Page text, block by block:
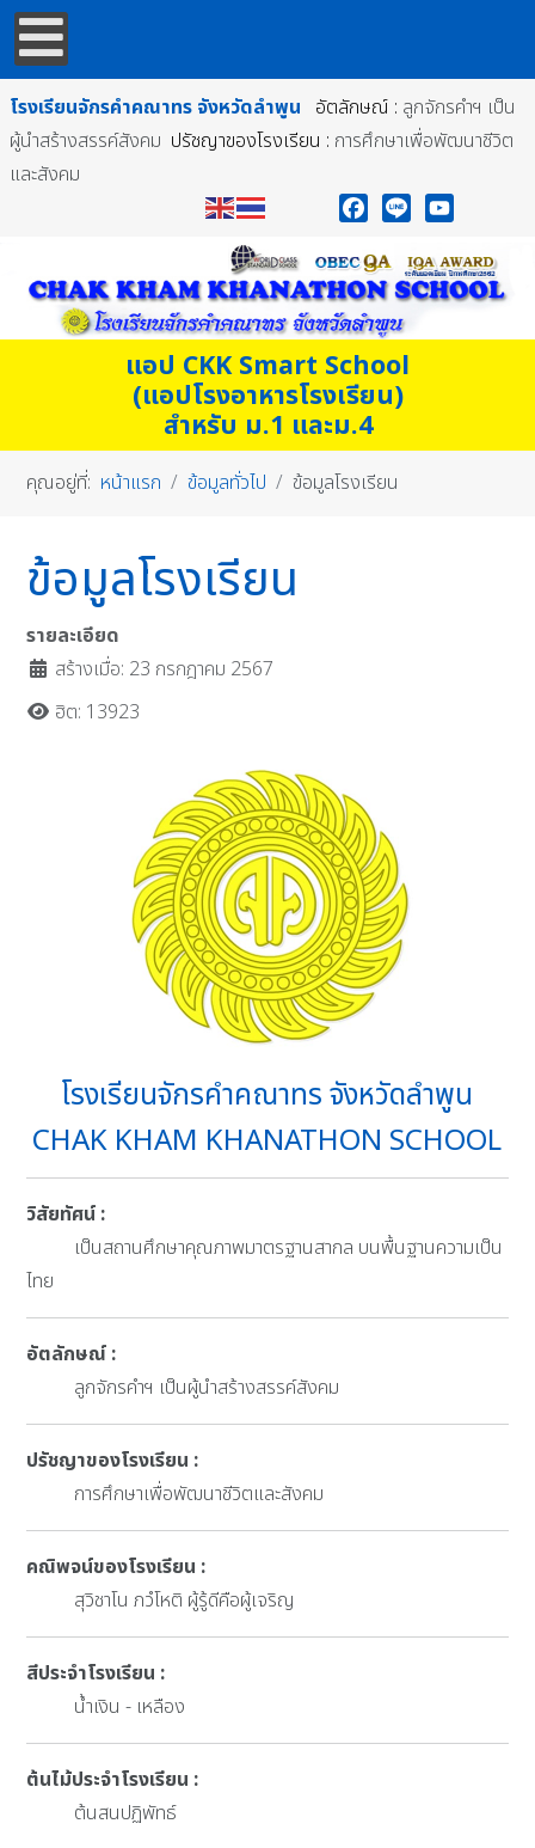
โรงเรียนจักรคำคณาทร จังหวัดลำพูน อัตลักษณ์ : ลูกจักรคำฯ เป็น
ผู้นำสร้างสรรค์สังคม ปรัชญาของโรงเรียน : การศึกษาเพื่อพัฒนาชีวิต
และสังคม
แอป CKK Smart School
(แอปโรงอาหารโรงเรียน)
สำหรับ ม.1 และม.4
คุณอยู่ที่: หน้าแรก ข้อมูลทั่วไป ข้อมูลโรงเรียน
ข้อมูลโรงเรียน
รายละเอียด
สร้างเมื่อ: 23 กรกฎาคม 2567
ฮิต: 13923
โรงเรียนจักรคำคณาทร จังหวัดลำพูน
CHAK KHAM KHANATHON SCHOOL
วิสัยทัศน์ :
เป็นสถานศึกษาคุณภาพมาตรฐานสากล บนพื้นฐานความเป็น
ไทย
อัตลักษณ์ :
ลูกจักรคำฯ เป็นผู้นำสร้างสรรค์สังคม
ปรัชญาของโรงเรียน :
การศึกษาเพื่อพัฒนาชีวิตและสังคม
คณิพจน์ของโรงเรียน :
สุวิชาโน ภวํโหติ ผู้รู้ดีคือผู้เจริญ
สีประจำโรงเรียน :
น้ำเงิน - เหลือง
ต้นไม้ประจำโรงเรียน :
ต้นสนปฏิพัทธ์